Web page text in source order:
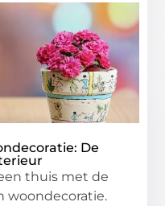
De
thuis met de
woondecoratie.